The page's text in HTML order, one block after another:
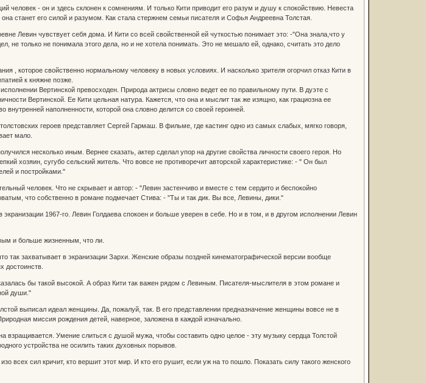
человек - он и здесь склонен к сомнениям. И только Кити приводит его разум и душу к спокойствию. Невеста
станет его силой и разумом. Как стала стержнем семьи писателя и Софья Андреевна Толстая.
Левин чувствует себя дома. И Кити со всей свойственной ей чуткостью понимает это: -"Она знала,что у
не только не понимала этого дела, но и не хотела понимать. Это не мешало ей, однако, считать это дело
, которое свойственно нормальному человеку в новых условиях. И насколько зрителя огорчил отказ Кити в
к княжне позже.
Вертинской превосходен. Природа актрисы словно ведет ее по правильному пути. В дуэте с
Вертинской. Ее Кити цельная натура. Кажется, что она и мыслит так же изящно, как грациозна ее
внутренней наполненности, которой она словно делится со своей героиней.
героев представляет Сергей Гармаш. В фильме, где кастинг одно из самых слабых, мягко говоря,
мало.
несколько иным. Вернее сказать, актер сделал упор на другие свойства личности своего героя. Но
хозяин, сугубо сельский житель. Что вовсе не противоречит авторской характеристике: - " Он был
и постройками."
человек. Что не скрывает и автор: - "Левин застенчиво и вместе с тем сердито и беспокойно
что собственно в романе подмечает Стива: - "Ты и так дик. Вы все, Левины, дики."
экранизации 1967-го. Левин Голдаева спокоен и больше уверен в себе. Но и в том, и в другом исполнении Левин
и больше жизненным, что ли.
так захватывает в экранизации Зархи. Женские образы поздней кинематографической версии вообще
достоинств.
бы такой высокой. А образ Кити так важен рядом с Левиным. Писателя-мыслителя в этом романе и
души."
выписал идеал женщины. Да, пожалуй, так. В его представлении предназначение женщины вовсе не в
миссия рождения детей, наверное, заложена в каждой изначально.
взращивается. Умение слиться с душой мужа, чтобы составить одно целое - эту музыку сердца Толстой
устройства не осилить таких духовных порывов.
всех сил кричит, кто вершит этот мир. И кто его рушит, если уж на то пошло. Показать силу такого женского